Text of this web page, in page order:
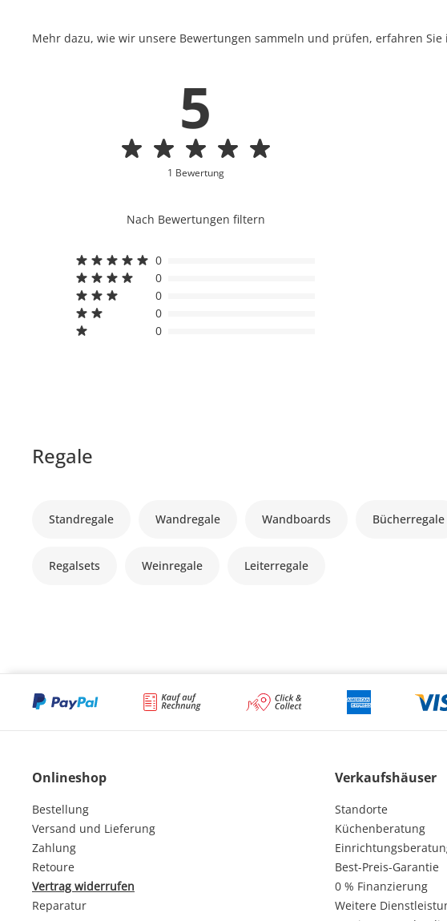
Mehr dazu, wie wir unsere Bewertungen sammeln und prüfen, erfahren
5
1 Bewertung
Nach Bewertungen filtern
0
0
0
0
0
Regale
Standregale Wandregale Wandboards Bücherregale
Regalsets Weinregale Leiterregale
Onlineshop
Bestellung
Versand und Lieferung
Zahlung
Retoure
Vertrag widerrufen
Reparatur
Verkaufshäuser
Standorte
Küchenberatung
Best-Preis-Garantie
0 % Finanzierung
Weitere